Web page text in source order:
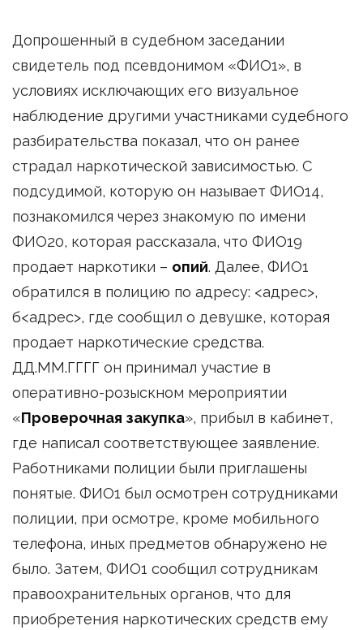
Допрошенный в судебном заседании
свидетель под псевдонимом «ФИО1», в
условиях исключающих его визуальное
наблюдение другими участниками судебного
разбирательства показал, что он ранее
страдал наркотической зависимостью. С
подсудимой, которую он называет ФИО14,
познакомился через знакомую по имени
ФИО20, которая рассказала, что ФИО19
продает наркотики – опий. Далее, ФИО1
обратился в полицию по адресу: <адрес>,
б<адрес>, где сообщил о девушке, которая
продает наркотические средства.
ДД.ММ.ГГГГ он принимал участие в
оперативно-розыскном мероприятии
«Проверочная закупка», прибыл в кабинет,
где написал соответствующее заявление.
Работниками полиции были приглашены
понятые. ФИО1 был осмотрен сотрудниками
полиции, при осмотре, кроме мобильного
телефона, иных предметов обнаружено не
было. Затем, ФИО1 сообщил сотрудникам
правоохранительных органов, что для
приобретения наркотических средств ему